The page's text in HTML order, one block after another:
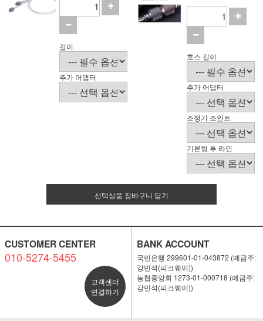
길이
추가 어댑터
호스 길이
추가 어댑터
조정기 조인트
기본형 투 라인
선택상품 장바구니 담기
CUSTOMER CENTER
010-5274-5455
고객센터
연결하기
BANK ACCOUNT
국민은행 299601-01-043872 (예금주:
강민석(피크웨이))
농협중앙회 1273-01-000718 (예금주:
강민석(피크웨이))